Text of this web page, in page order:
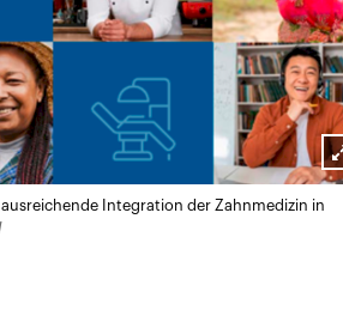
Integration der Zahnmedizin in